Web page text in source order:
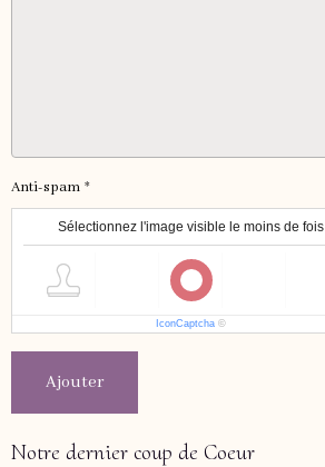
Anti-spam
Sélectionnez l'image visible le moins de fois
IconCaptcha ©
Ajouter
Notre dernier coup de Coeur